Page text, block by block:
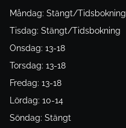
Måndag: Stängt/Tidsbokning
Tisdag: Stängt/Tidsbokning
Onsdag: 13-18
Torsdag: 13-18
Fredag: 13-18
Lördag: 10-14
Söndag: Stängt